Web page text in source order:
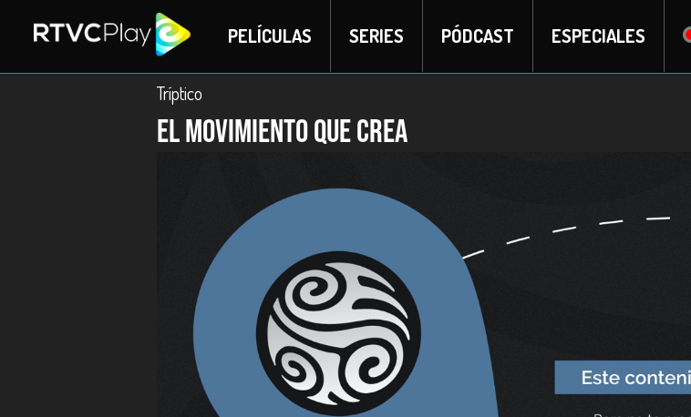
PELÍCULAS SERIES PÓDCAST ESPECIALES
Tríptico
El movimiento que crea